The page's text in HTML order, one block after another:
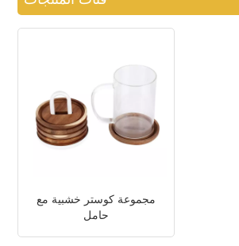
مجموعة كوستر خشبية مع
حامل